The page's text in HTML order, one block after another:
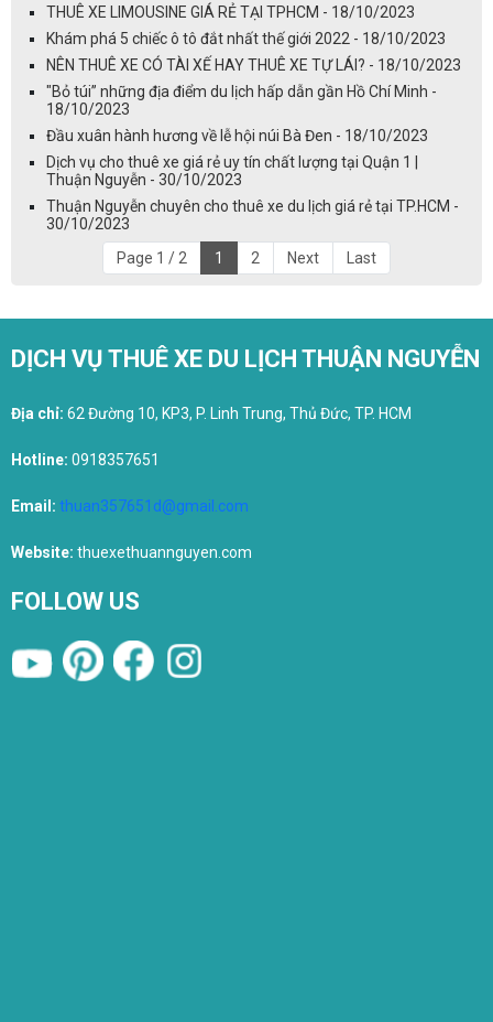
THUÊ XE LIMOUSINE GIÁ RẺ TẠI TPHCM - 18/10/2023
Khám phá 5 chiếc ô tô đắt nhất thế giới 2022 - 18/10/2023
NÊN THUÊ XE CÓ TÀI XẾ HAY THUÊ XE TỰ LÁI? - 18/10/2023
"Bỏ túi” những địa điểm du lịch hấp dẫn gần Hồ Chí Minh -
18/10/2023
Đầu xuân hành hương về lễ hội núi Bà Đen - 18/10/2023
Dịch vụ cho thuê xe giá rẻ uy tín chất lượng tại Quận 1 |
Thuận Nguyễn - 30/10/2023
Thuận Nguyễn chuyên cho thuê xe du lịch giá rẻ tại TP.HCM -
30/10/2023
Page 1 / 2
1 2 Next Last
DỊCH VỤ THUÊ XE DU LỊCH THUẬN NGUYỄN
Địa chỉ: 62 Đường 10, KP3, P. Linh Trung, Thủ Đức, TP. HCM
Hotline: 0918357651
Email: thuan357651d@gmail.com
Website: thuexethuannguyen.com
FOLLOW US